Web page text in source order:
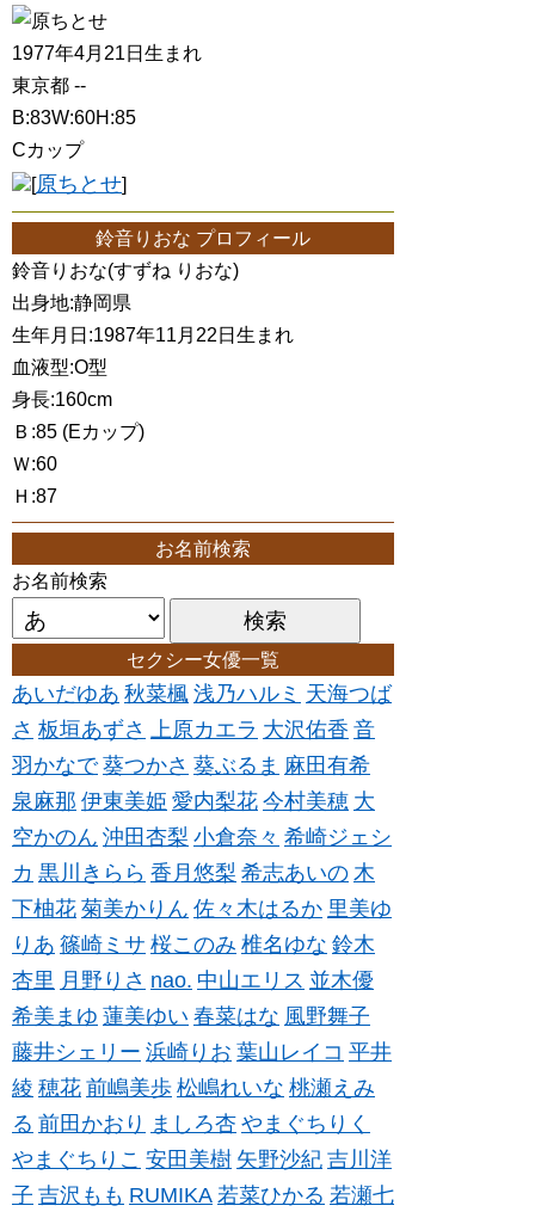
原ちとせ
1977年4月21日生まれ
東京都 --
B:83W:60H:85
Cカップ
[原ちとせ]
鈴音りおな プロフィール
鈴音りおな(すずね りおな)
出身地:静岡県
生年月日:1987年11月22日生まれ
血液型:O型
身長:160cm
Ｂ:85 (Eカップ)
Ｗ:60
Ｈ:87
お名前検索
お名前検索
セクシー女優一覧
あいだゆあ 秋菜楓 浅乃ハルミ 天海つば
さ 板垣あずさ 上原カエラ 大沢佑香 音
羽かなで 葵つかさ 葵ぶるま 麻田有希
泉麻那 伊東美姫 愛内梨花 今村美穂 大
空かのん 沖田杏梨 小倉奈々 希崎ジェシ
カ 黒川きらら 香月悠梨 希志あいの 木
下柚花 菊美かりん 佐々木はるか 里美ゆ
りあ 篠崎ミサ 桜このみ 椎名ゆな 鈴木
杏里 月野りさ nao. 中山エリス 並木優
希美まゆ 蓮美ゆい 春菜はな 風野舞子
藤井シェリー 浜崎りお 葉山レイコ 平井
綾 穂花 前嶋美歩 松嶋れいな 桃瀬えみ
る 前田かおり ましろ杏 やまぐちりく
やまぐちりこ 安田美樹 矢野沙紀 吉川洋
子 吉沢もも RUMIKA 若菜ひかる 若瀬七